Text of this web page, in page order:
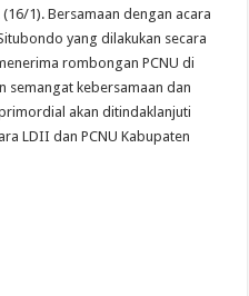
1). Bersamaan dengan acara
yang dilakukan secara
rombongan PCNU di
semangat kebersamaan dan
akan ditindaklanjuti
LDII dan PCNU Kabupaten